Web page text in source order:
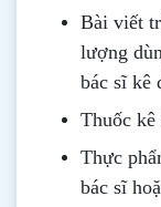
Bài viết
lượng
bác sĩ kê
Thuốc
Thực
bác sĩ